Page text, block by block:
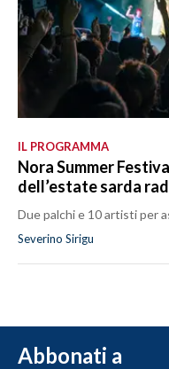
IL PROGRAMMA
Nora Summer
dell’estate sarda
Due palchi e 10 artisti per
Severino Sirigu
Abbonati a